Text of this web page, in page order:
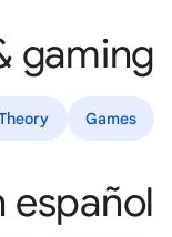
gaming
Games
español